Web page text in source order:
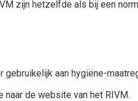
zijn hetzelfde als bij een
aan hygiëne-
de website van het RIVM.